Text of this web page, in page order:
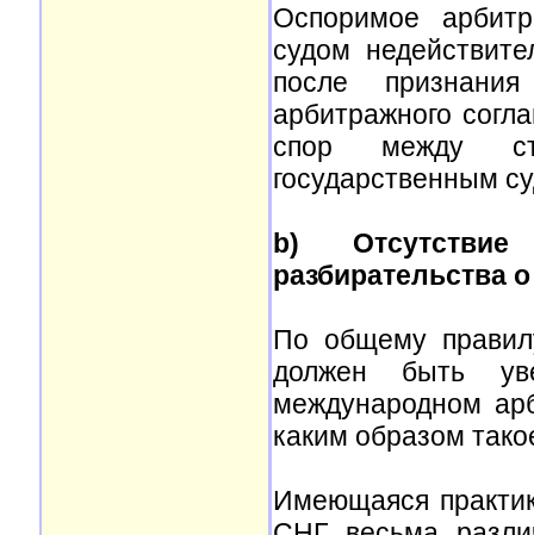
Оспоримое
судом
после
арбитражного
спор между
государственным
b)
разбирательства
По общему
должен быть
международном
каким образом
Имеющаяся